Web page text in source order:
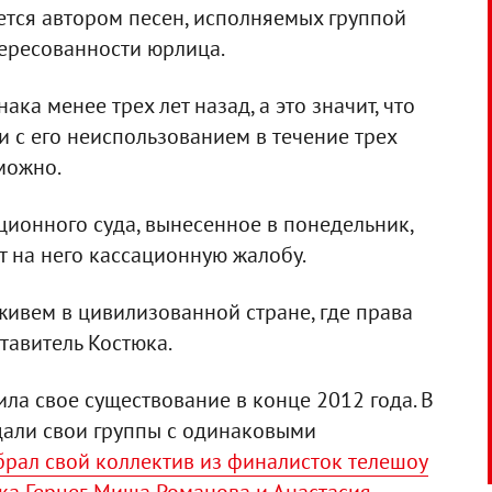
автором песен, исполняемых группой
юрлица.
менее трех лет назад, а это значит, что
его неиспользованием в течение трех
суда, вынесенное в понедельник,
на него кассационную жалобу.
в цивилизованной стране, где права
Костюка.
свое существование в конце 2012 года. В
свои группы с одинаковыми
свой коллектив из финалисток телешоу